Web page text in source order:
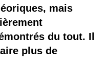
mais
du tout. Il
plus de